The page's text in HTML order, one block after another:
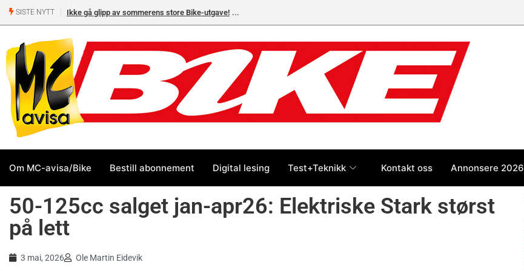
SISTE NYTT
Bike-utgave!
MC-salget jan-jul 2026: Honda størst foran
Yamaha og BMW
Om MC-avisa/Bike Bestill abonnement Digital lesing Test+Teknikk Kontakt oss Annonsere 2026
50-125cc salget jan-apr26: Elektriske Stark størst
på lett
3 mai, 2026 Ole Martin Eidevik